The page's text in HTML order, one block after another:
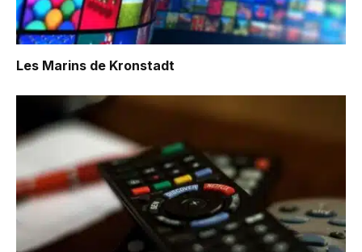
Les Marins de Kronstadt